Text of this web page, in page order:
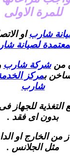
للمرة الاولى
شارباو
لصيانة
منشركة شارب
بمركز
شارب
للجهاز
بدون اى فقد .
من الخارج او
مثل الجلانس .